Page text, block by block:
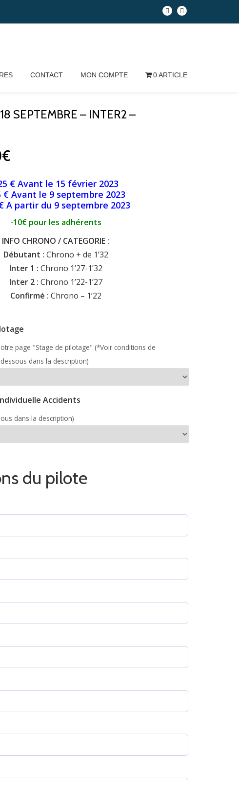
CONTACT MON COMPTE 0 ARTICLE
SEPTEMBRE – INTER2 –
€
€ Avant le 15 février 2023
€ Avant le 9 septembre 2023
A partir du 9 septembre 2023
-10€ pour les adhérents
INFO CHRONO / CATEGORIE :
Débutant : Chrono + de 1’32
Inter 1 : Chrono 1’27-1’32
Inter 2 : Chrono 1’22-1’27
Confirmé : Chrono – 1’22
page "Stage de pilotage" (*Voir conditions de
dans la description)
Accidents
dans la description)
du pilote